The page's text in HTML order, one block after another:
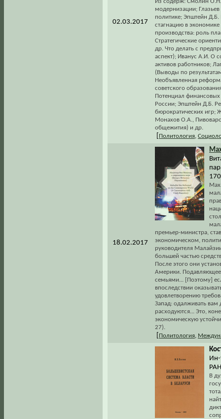
02.03.2017
модернизации;
политике; Эпштейн
стагнацию в
производства: роль
Стратегические
др. Что делать с
аспект); Иванус А.И. О
активов работников;
(Выводы по
Необъявленная
советского
Потенциал
России; Эпштейн Д.Б.
бюрократических игр;
Монахов О.А.,
общежития) и др.
Политология
18.02.2017
премьер-министра,
экономическом,
руководителя
большей частью
После этого они
Америки. Подавляющее
семьями... [Поэтому]
впоследствии
удовлетворению
Запад: одалживать вам
расходуются... Это,
экономическую
27).
Политология
Ин-
В